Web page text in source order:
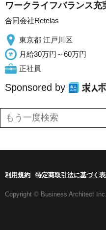
ワークライフバランス充
合同会社Retelas
東京都 江戸川区
月給30万円～60万円
正社員
Sponsored by
利用規約 特定商取引法に基づく
Copyright © Business Architect